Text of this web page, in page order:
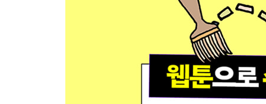
도전! 미션 해결! ‘분수’ 개념을 쉽게 설명한 웹툰 만
Day 5 환경 보호 카드뉴스 [4학년 도덕]
도전! 미션 해결! 가족을 소개하는 카드뉴스 만들기
Day 6 풍경과 캐릭터가 있는 유튜브 섬네일 [6학년
도전! 미션 해결! 가족 브이로그용 섬네일 만들기